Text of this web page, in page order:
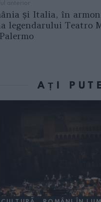
anterior
și Italia, în
legendarului Teatro
AȚI